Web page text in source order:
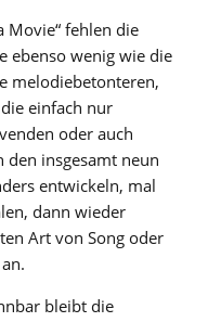
Movie“ fehlen die
ebenso wenig wie die
melodiebetonteren,
einfach nur
oder auch
den insgesamt neun
entwickeln, mal
dann wieder
Art von Song oder
bleibt die